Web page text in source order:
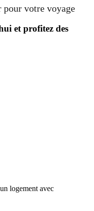
votre voyage
et profitez des
logement avec